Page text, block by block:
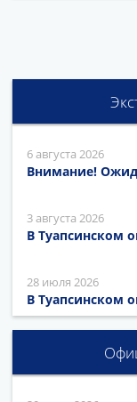
6 августа 2026
Внимание!
3 августа 2026
В Туапсинском
28 июля 2026
В Туапсинском